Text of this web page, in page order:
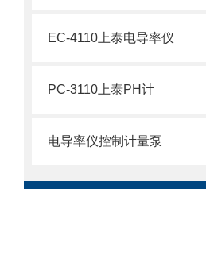
EC-4110上泰电导率仪
PC-3110上泰PH计
电导率仪控制计量泵